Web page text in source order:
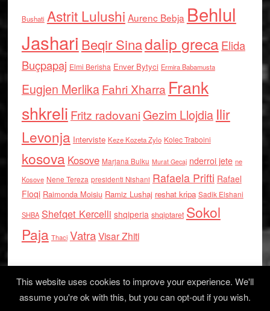
Bushati Astrit Lulushi Aurenc Bebja Behlul
Jashari Beqir Sinadalip grecaElida
Buçpapaj Elmi Berisha Enver Bytyci Ermira Babamusta
Eugjen MerlikaFahri Xharra Frank
shkreli Fritz radovaniGezim Llojdia Ilir
Levonja Interviste Keze Kozeta Zylo Kolec Traboini
kosova Kosove Marjana Bulku Murat Gecaj nderroi jete ne
Kosove Nene Tereza presidenti Nishani Rafaela Prifti Rafael
Floqi Raimonda Moisiu Ramiz Lushaj reshat kripa Sadik Elshani
SHBA Shefqet Kercelli shqiperia shqiptaret Sokol
Paja Thaci VatraVisar Zhiti
This website uses cookies to improve your experience. We'll
assume you're ok with this, but you can opt-out if you wish.